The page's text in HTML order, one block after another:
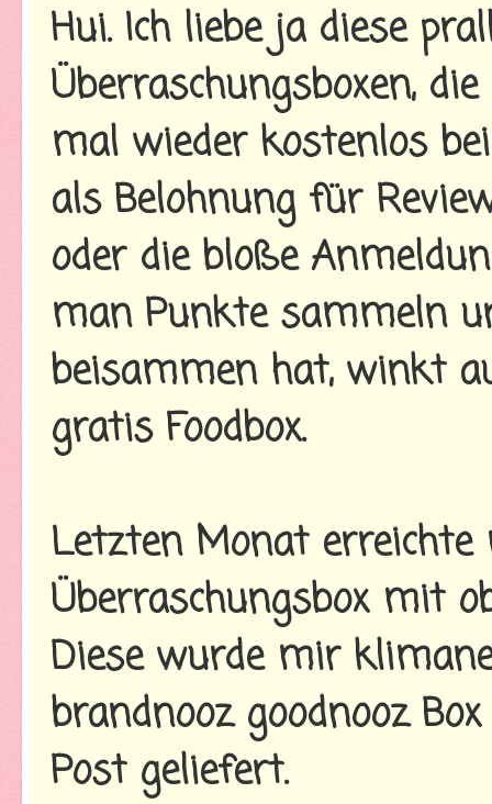
Hui. Ich liebe ja diese
Überraschungsboxen,
mal wieder kostenlos
als Belohnung für
oder die bloße
man Punkte sammeln
beisammen hat, winkt
gratis Foodbox.
Letzten Monat
Überraschungsbox mit
Diese wurde mir
brandnooz goodnooz
Post geliefert.